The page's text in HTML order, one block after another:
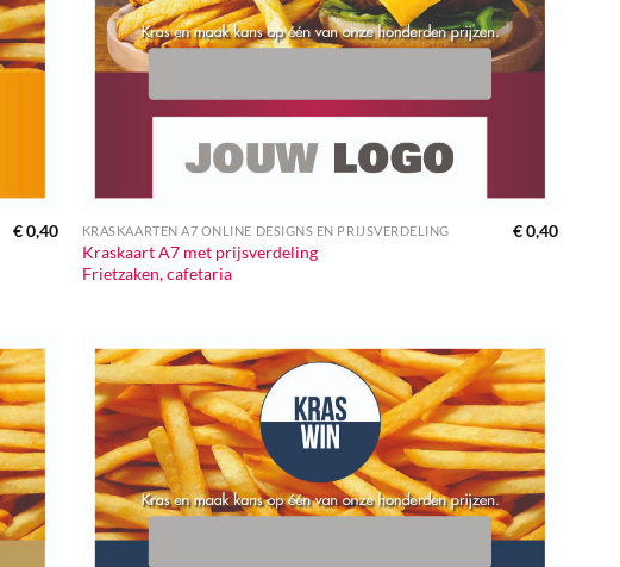
€0,40 KRASKAARTEN A7 ONLINE DESIGNS EN PRIJSVERDELING
Kraskaart A7 met prijsverdeling
Frietzaken, cafetaria
€0,40